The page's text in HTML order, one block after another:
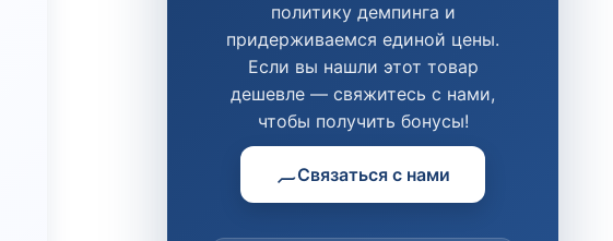
политику демпинга и
придерживаемся единой цены.
Если вы нашли этот товар
дешевле — свяжитесь с нами,
чтобы получить бонусы!
Связаться с нами